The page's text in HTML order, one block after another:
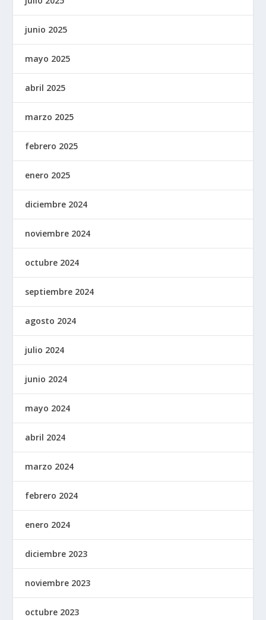
junio 2025
mayo 2025
abril 2025
marzo 2025
febrero 2025
enero 2025
diciembre 2024
noviembre 2024
octubre 2024
septiembre 2024
agosto 2024
julio 2024
junio 2024
mayo 2024
abril 2024
marzo 2024
febrero 2024
enero 2024
diciembre 2023
noviembre 2023
octubre 2023